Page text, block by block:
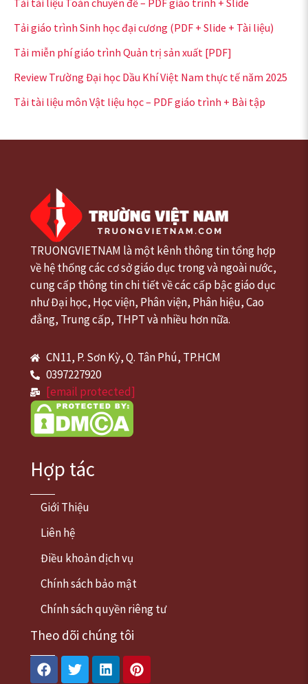
Tải tài liệu Toán chuyên đề – PDF giáo trình + Slide
Tải giáo trình Sinh học đại cương (PDF + Slide + Tài liệu)
Tải miễn phí giáo trình Quản trị sản xuất [PDF]
Review Trường Đại học Dầu Khí Việt Nam thực tế năm 2025
Tải tài liệu môn Vật liệu học – PDF giáo trình + Bài tập
TRUONGVIETNAM là một kênh thông tin tổng hợp
về hệ thống các cơ sở giáo dục trong và ngoài nước,
cung cấp thông tin chi tiết về các cấp bậc giáo dục
như Đại học, Học viện, Phân viện, Phân hiệu, Cao
đẳng, Trung cấp, THPT và nhiều hơn nữa.
CN11, P. Sơn Kỳ, Q. Tân Phú, TP.HCM
0397227920
[email protected]
Hợp tác
Giới Thiệu
Liên hệ
Điều khoản dịch vụ
Chính sách bảo mật
Chính sách quyền riêng tư
Theo dõi chúng tôi
Facebook
TwitterLinkedinPinterest